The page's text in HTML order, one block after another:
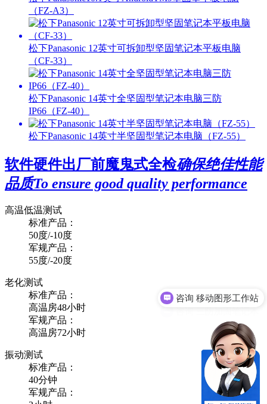
（FZ-A3）
松下Panasonic 12英寸可拆卸型坚固笔记本平板电脑
（CF-33）
松下Panasonic 14英寸全坚固型笔记本电脑三防
IP66（FZ-40）
松下Panasonic 14英寸半坚固型笔记本电脑（FZ-55）
软件硬件出厂前魔鬼式全检确保绝佳性能
品质To ensure good quality performance
高温低温测试
标准产品：
50度/-10度
军规产品：
55度/-20度
老化测试
标准产品：
高温房48小时
军规产品：
高温房72小时
振动测试
标准产品：
40分钟
军规产品：
咨询 三防加固笔记本